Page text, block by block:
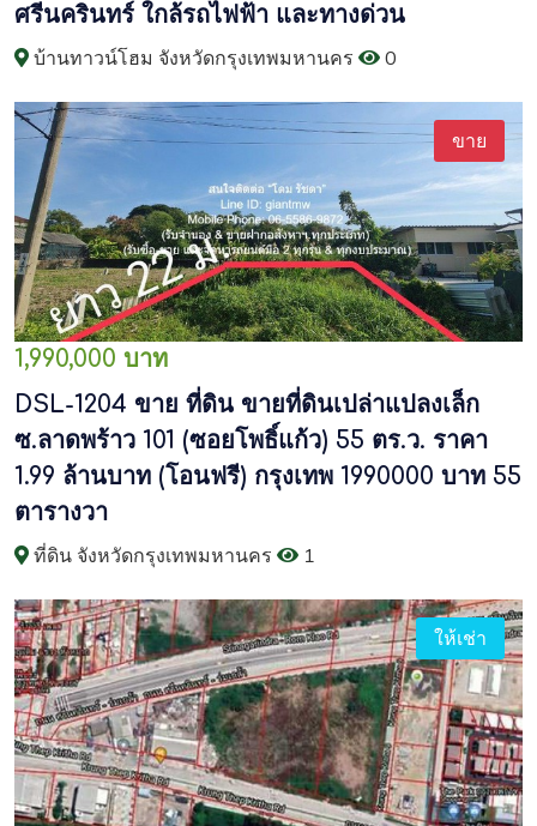
ศรีนครินทร์ ใกล้รถไฟฟ้า และทางด่วน
บ้านทาวน์โฮม จังหวัดกรุงเทพมหานคร 0
ขาย
1,990,000 บาท
DSL-1204 ขาย ที่ดิน ขายที่ดินเปล่าแปลงเล็ก
ซ.ลาดพร้าว 101 (ซอยโพธิ์แก้ว) 55 ตร.ว. ราคา
1.99 ล้านบาท (โอนฟรี) กรุงเทพ 1990000 บาท 55
ตารางวา
ที่ดิน จังหวัดกรุงเทพมหานคร 1
ให้เช่า